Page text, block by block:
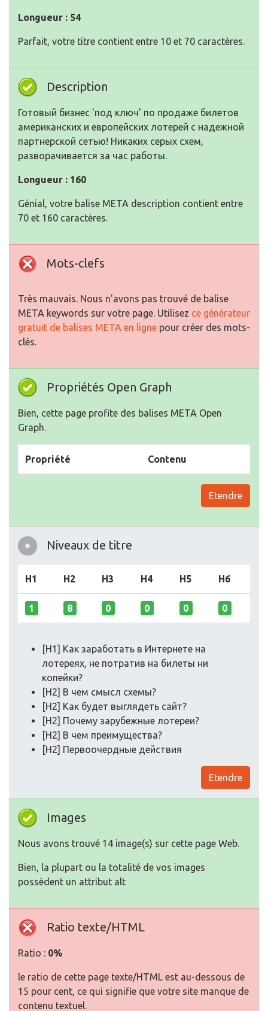
Longueur : 54
Parfait, votre titre contient entre 10 et 70 caractères.
Description
Готовый бизнес 'под ключ' по продаже билетов
американских и европейских лотерей с надежной
партнерской сетью! Никаких серых схем,
разворачивается за час работы.
Longueur : 160
Génial, votre balise META description contient entre
70 et 160 caractères.
Mots-clefs
Très mauvais. Nous n'avons pas trouvé de balise
META keywords sur votre page. Utilisez ce générateur
gratuit de balises META en ligne pour créer des mots-
clés.
Propriétés Open Graph
Bien, cette page profite des balises META Open
Graph.
Propriété Contenu
Etendre
Niveaux de titre
H1 H2 H3 H4 H5 H6
1 8 0 0 0 0
[H1] Как заработать в Интернете на
лотереях, не потратив на билеты ни
копейки?
[H2] В чем смысл схемы?
[H2] Как будет выглядеть сайт?
[H2] Почему зарубежные лотереи?
[H2] В чем преимущества?
[H2] Первоочердные действия
Etendre
Images
Nous avons trouvé 14 image(s) sur cette page Web.
Bien, la plupart ou la totalité de vos images
possèdent un attribut alt
Ratio texte/HTML
Ratio : 0%
le ratio de cette page texte/HTML est au-dessous de
15 pour cent, ce qui signifie que votre site manque de
contenu textuel.